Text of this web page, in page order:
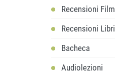
Recensioni Film
Recensioni Libri
Bacheca
Audiolezioni